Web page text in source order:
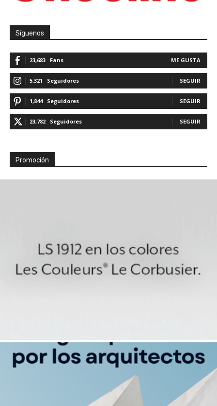
Síguenos
23,683 Fans ME GUSTA
5,321 Seguidores SEGUIR
1,844 Seguidores SEGUIR
23,782 Seguidores SEGUIR
Promoción